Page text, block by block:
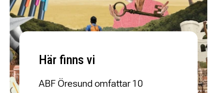
Här finns vi
ABF Öresund omfattar 10